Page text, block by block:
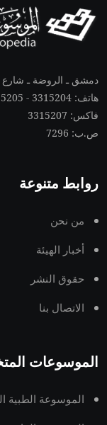
دمشق ـ الروضة ـ شارع
هاتف: 3315204 - 3315205
فاكس: 3315207
ص.ب: 7296
روابط متنوعة
من نحن
أخبار الهيئة
حقوق النشر
الاتصال بنا
الموسوعات
الموسوعة الطبية